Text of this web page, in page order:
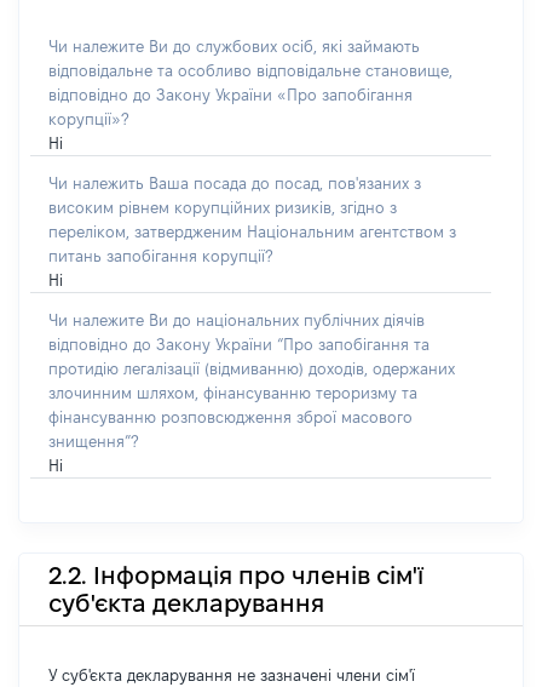
Чи належите Ви до службових осіб, які займають
відповідальне та особливо відповідальне становище,
відповідно до Закону України «Про запобігання
корупції»?
Ні
Чи належить Ваша посада до посад, пов'язаних з
високим рівнем корупційних ризиків, згідно з
переліком, затвердженим Національним агентством з
питань запобігання корупції?
Ні
Чи належите Ви до національних публічних діячів
відповідно до Закону України “Про запобігання та
протидію легалізації (відмиванню) доходів, одержаних
злочинним шляхом, фінансуванню тероризму та
фінансуванню розповсюдження зброї масового
знищення”?
Ні
2.2. Інформація про членів сім'ї
суб'єкта декларування
У суб'єкта декларування не зазначені члени сім'ї